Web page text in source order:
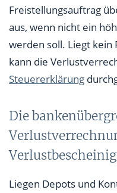
Freistellungsauftrag
aus, wenn nicht ein
werden soll. Liegt kein
kann die
Steuererklärung
Die
Liegen Depots und